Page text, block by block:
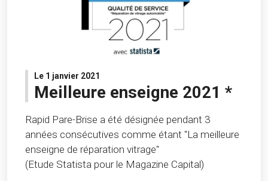
Le 1 janvier 2021
Meilleure enseigne 2021 *
Rapid Pare-Brise a été désignée pendant 3
années consécutives comme étant "La meilleure
enseigne de réparation vitrage"
(Etude Statista pour le Magazine Capital)